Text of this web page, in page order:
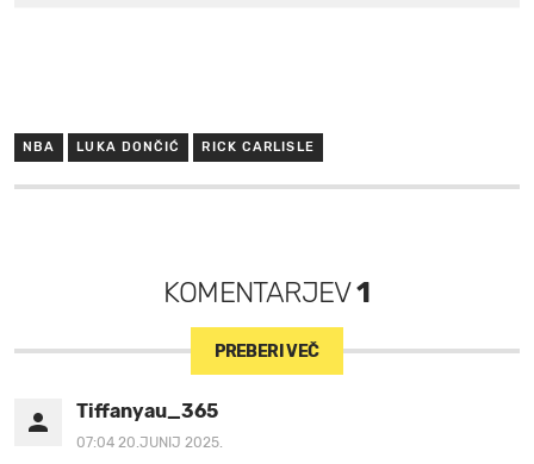
NBA LUKA DONČIĆ RICK CARLISLE
KOMENTARJEV1
PREBERI VEČ
Tiffanyau_365
07:04 20.JUNIJ 2025.